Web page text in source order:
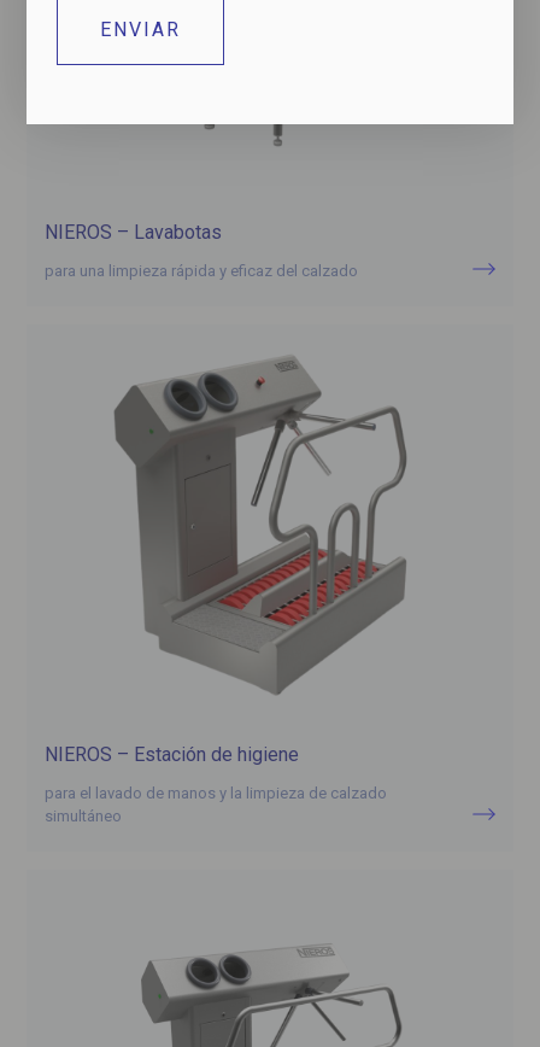
NIEROS – Lavabotas
para una limpieza rápida y eficaz del calzado
NIEROS – Estación de higiene
para el lavado de manos y la limpieza de calzado
simultáneo